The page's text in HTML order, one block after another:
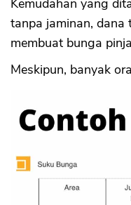
Kemudahan yang
tanpa jaminan, dana
membuat bunga
Meskipun, banyak